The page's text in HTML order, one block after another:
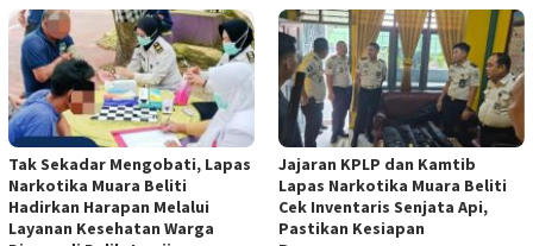
Tak Sekadar Mengobati, Lapas
Narkotika Muara Beliti
Hadirkan Harapan Melalui
Layanan Kesehatan Warga
Jajaran KPLP dan Kamtib
Lapas Narkotika Muara Beliti
Cek Inventaris Senjata Api,
Pastikan Kesiapan